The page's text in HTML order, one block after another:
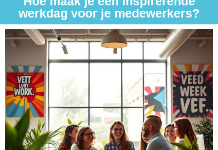
werkdag voor je medewerkers?